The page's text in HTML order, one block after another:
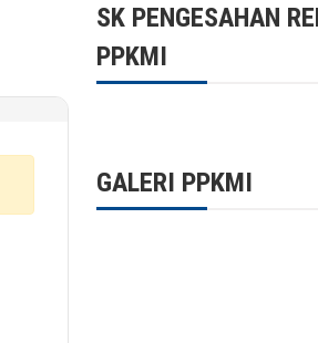
SK PENGESAHAN
PPKMI
GALERI PPKMI